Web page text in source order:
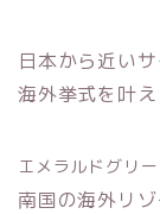
日本から近い
海外挙式を叶
エメラルドグリ
南国の海外リ